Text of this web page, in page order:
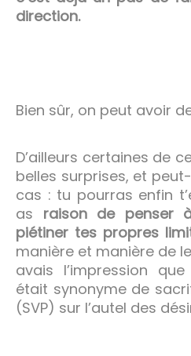
direction.
Bien sûr, on peut avoir
D’ailleurs certaines de
belles surprises, et
cas : tu pourras enfin
as raison de
piétiner tes propres
manière et manière de
avais l’impression
était synonyme de
(SVP) sur l’autel des